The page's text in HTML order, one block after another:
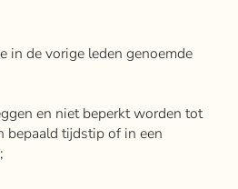
in de vorige leden genoemde
en niet beperkt worden tot
bepaald tijdstip of in een